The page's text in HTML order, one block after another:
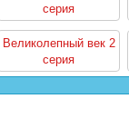
серия
Великолепный век 2
серия